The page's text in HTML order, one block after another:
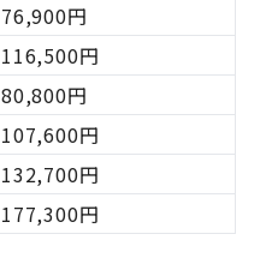
76,900円
116,500円
80,800円
107,600円
132,700円
177,300円